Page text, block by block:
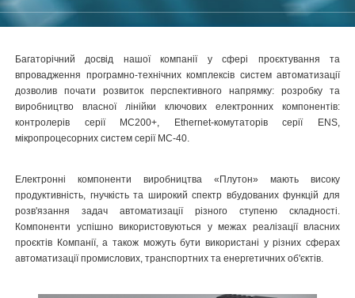
Багаторічний досвід нашої компанії у сфері проєктування та
впровадження програмно-технічних комплексів систем автоматизації
дозволив почати розвиток перспективного напрямку: розробку та
виробництво власної лінійки ключових електронних компонентів:
контролерів серії MC200+, Ethernet-комутаторів серії ENS,
мікропроцесорних систем серії MC-40.
Електронні компоненти виробництва «Плутон» мають високу
продуктивність, гнучкість та широкий спектр вбудованих функцій для
розв'язання задач автоматизації різного ступеню складності.
Компоненти успішно використовуються у межах реалізації власних
проєктів Компанії, а також можуть бути використані у різних сферах
автоматизації промислових, транспортних та енергетичних об'єктів.